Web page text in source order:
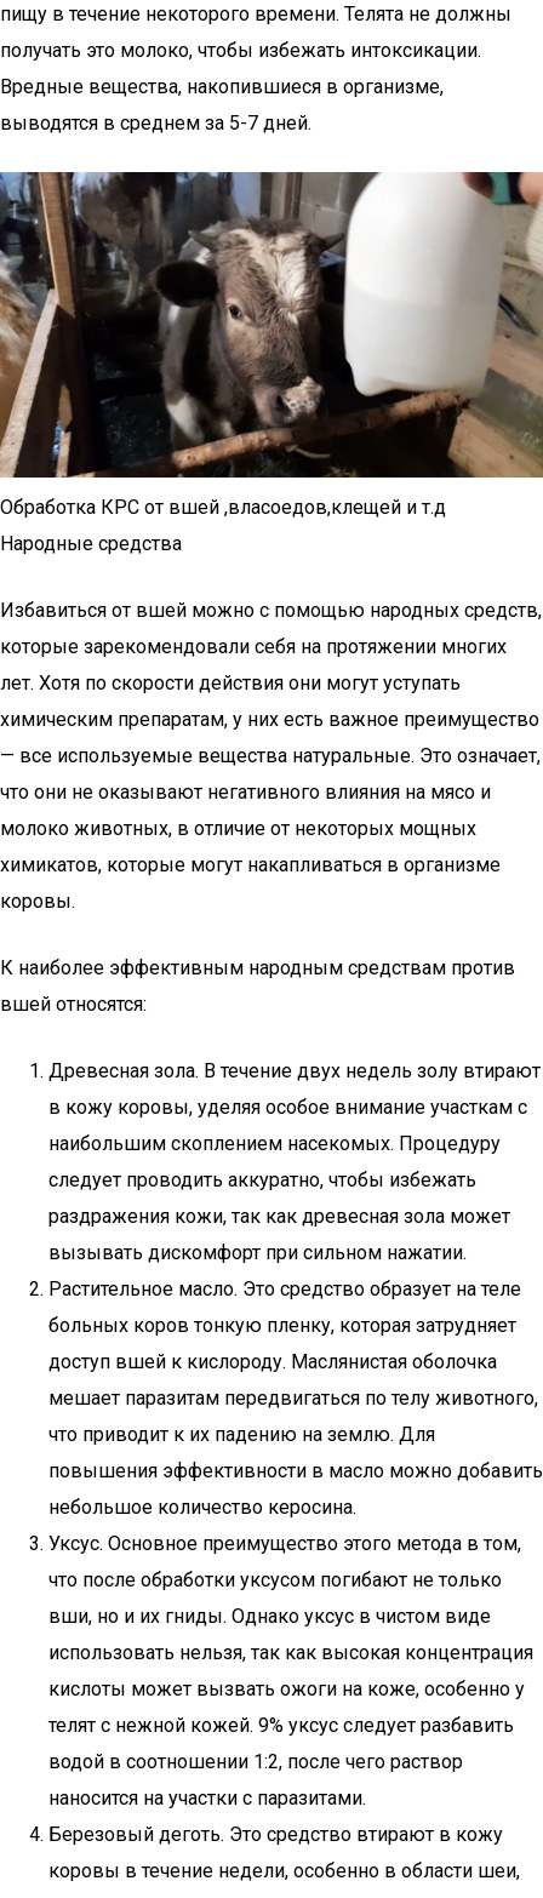
пищу в течение некоторого времени. Телята не должны
получать это молоко, чтобы избежать интоксикации.
Вредные вещества, накопившиеся в организме,
выводятся в среднем за 5-7 дней.
Обработка КРС от вшей ,власоедов,клещей и т.д
Народные средства
Избавиться от вшей можно с помощью народных средств,
которые зарекомендовали себя на протяжении многих
лет. Хотя по скорости действия они могут уступать
химическим препаратам, у них есть важное преимущество
— все используемые вещества натуральные. Это означает,
что они не оказывают негативного влияния на мясо и
молоко животных, в отличие от некоторых мощных
химикатов, которые могут накапливаться в организме
коровы.
К наиболее эффективным народным средствам против
вшей относятся:
Древесная зола. В течение двух недель золу втирают
в кожу коровы, уделяя особое внимание участкам с
наибольшим скоплением насекомых. Процедуру
следует проводить аккуратно, чтобы избежать
раздражения кожи, так как древесная зола может
вызывать дискомфорт при сильном нажатии.
Растительное масло. Это средство образует на теле
больных коров тонкую пленку, которая затрудняет
доступ вшей к кислороду. Маслянистая оболочка
мешает паразитам передвигаться по телу животного,
что приводит к их падению на землю. Для
повышения эффективности в масло можно добавить
небольшое количество керосина.
Уксус. Основное преимущество этого метода в том,
что после обработки уксусом погибают не только
вши, но и их гниды. Однако уксус в чистом виде
использовать нельзя, так как высокая концентрация
кислоты может вызвать ожоги на коже, особенно у
телят с нежной кожей. 9% уксус следует разбавить
водой в соотношении 1:2, после чего раствор
наносится на участки с паразитами.
Березовый деготь. Это средство втирают в кожу
коровы в течение недели, особенно в области шеи,